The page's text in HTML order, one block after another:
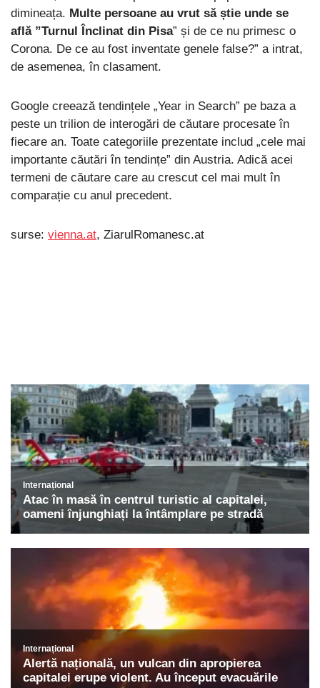
dimineața. Multe persoane au vrut să știe unde se
află ”Turnul Înclinat din Pisa” și de ce nu primesc o
Corona. De ce au fost inventate genele false?” a intrat,
de asemenea, în clasament.
Google creează tendințele „Year in Search” pe baza a
peste un trilion de interogări de căutare procesate în
fiecare an. Toate categoriile prezentate includ „cele mai
importante căutări în tendințe” din Austria. Adică acei
termeni de căutare care au crescut cel mai mult în
comparație cu anul precedent.
surse: vienna.at, ZiarulRomanesc.at